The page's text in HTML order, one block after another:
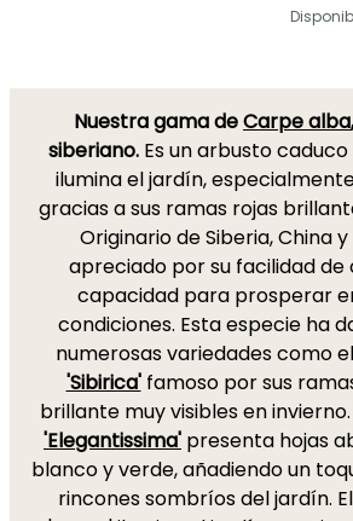
Nuestra gama deCarpe alba
siberiano. Es un arbusto
ilumina el jardín,
gracias a sus ramas rojas
Originario de Siberia, China
apreciado por su facilidad de
capacidad para prosperar
condiciones. Esta especie ha
numerosas variedades como el
'Sibirica'famoso por sus
brillante muy visibles en invierno.
'Elegantissima' presenta hojas
blanco y verde, añadiendo un
rincones sombríos del jardín. El